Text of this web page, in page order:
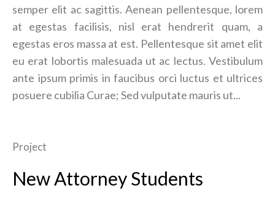
semper elit ac sagittis. Aenean pellentesque, lorem
at egestas facilisis, nisl erat hendrerit quam, a
egestas eros massa at est. Pellentesque sit amet elit
eu erat lobortis malesuada ut ac lectus. Vestibulum
ante ipsum primis in faucibus orci luctus et ultrices
posuere cubilia Curae; Sed vulputate mauris ut...
Project
New Attorney Students